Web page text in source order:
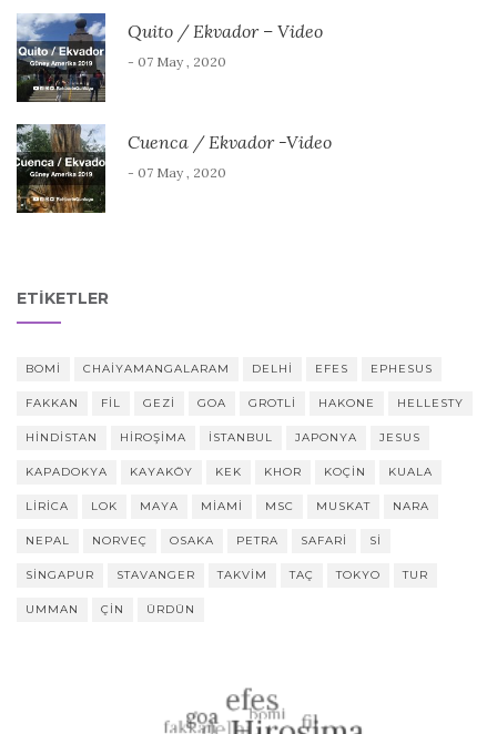
Quito / Ekvador – Video
- 07 May , 2020
Cuenca / Ekvador -Video
- 07 May , 2020
ETIKETLER
BOMI CHAIYAMANGALARAM DELHI EFES EPHESUS
FAKKAN FIL GEZI GOA GROTLI HAKONE HELLESTY
HINDISTAN HIROŞIMA ISTANBUL JAPONYA JESUS
KAPADOKYA KAYAKÖY KEK KHOR KOÇIN KUALA
LIRICA LOK MAYA MIAMI MSC MUSKAT NARA
NEPAL NORVEÇ OSAKA PETRA SAFARI SI
SINGAPUR STAVANGER TAKVIM TAÇ TOKYO TUR
UMMAN ÇIN ÜRDÜN